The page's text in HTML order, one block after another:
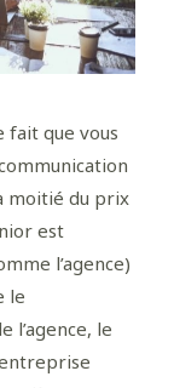
fait que vous
moitié du prix
est
l’agence)
le
l’agence, le